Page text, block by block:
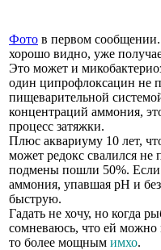
Фото в первом
хорошо видно, уже
Это может и
один ципрофлоксацин не
пищеварительной
концентраций аммония,
процесс затяжки.
Плюс аквариуму 10 лет,
может редокс свалился
подмены пошли 50%. Если
аммония, упавшая рН и без
быструю.
Гадать не хочу, но когда
сомневаюсь, что ей можно
то более мощным имхо.